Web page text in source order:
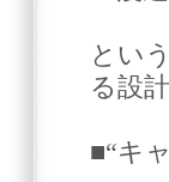
とい
る設
■“キ